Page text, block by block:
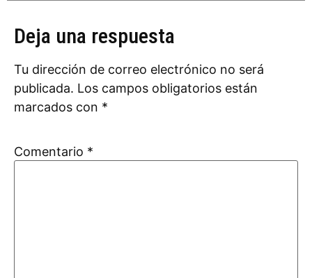
Deja una respuesta
Tu dirección de correo electrónico no será
publicada. Los campos obligatorios están
marcados con *
Comentario *